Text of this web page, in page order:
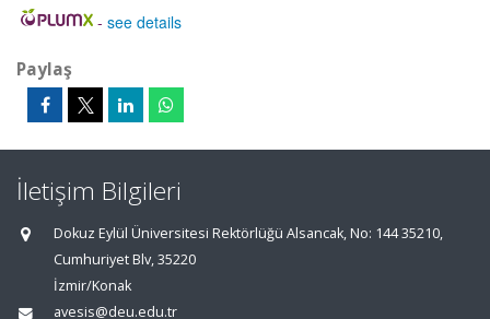
- see details
Paylaş
İletişim Bilgileri
Dokuz Eylül Üniversitesi Rektörlüğü Alsancak, No: 144 35210,
Cumhuriyet Blv, 35220
İzmir/Konak
avesis@deu.edu.tr